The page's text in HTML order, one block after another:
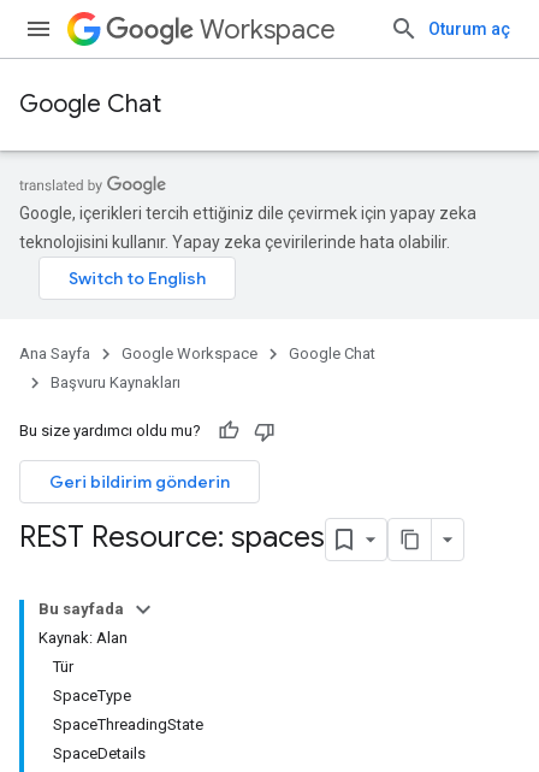
Workspace Oturum aç
Google Chat
Google, içerikleri tercih ettiğiniz dile çevirmek için yapay zeka
teknolojisini kullanır. Yapay zeka çevirilerinde hata olabilir.
Ana Sayfa Google Workspace
Google Chat
Başvuru Kaynakları
Bu size yardımcı oldu mu?
Geri bildirim gönderin
REST Resource: spaces
Bu sayfada
Kaynak: Alan
Tür
SpaceType
SpaceThreadingState
SpaceDetails